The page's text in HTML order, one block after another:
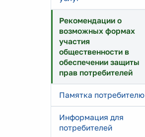
Рекомендации о
возможных формах
участия
общественности в
обеспечении защиты
прав потребителей
Памятка потребителю
Информация для
потребителей